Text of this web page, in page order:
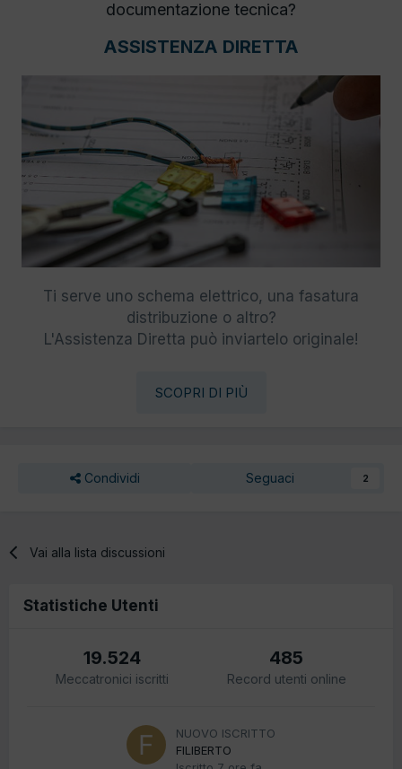
documentazione tecnica?
ASSISTENZA DIRETTA
Ti serve uno schema elettrico, una fasatura
distribuzione o altro?
L'Assistenza Diretta può inviartelo originale!
SCOPRI DI PIÙ
Condividi Seguaci 2
Vai alla lista discussioni
Statistiche Utenti
19.524
Meccatronici iscritti
485
Record utenti online
NUOVO ISCRITTO
FILIBERTO